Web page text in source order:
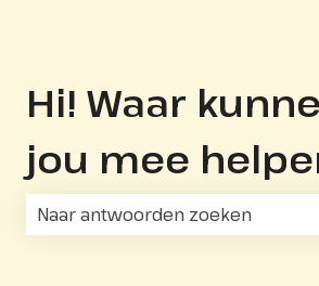
Hi! Waar
jou mee